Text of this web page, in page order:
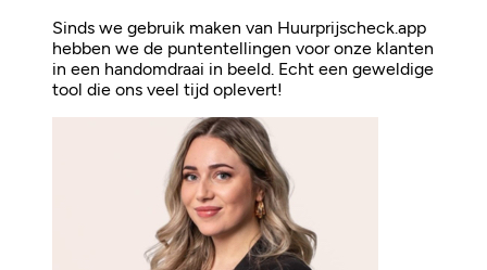
Sinds we gebruik maken van Huurprijscheck.app
hebben we de puntentellingen voor onze klanten
in een handomdraai in beeld. Echt een geweldige
tool die ons veel tijd oplevert!